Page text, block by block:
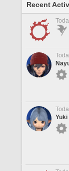
Recent
Yuki